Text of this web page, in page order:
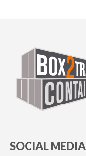
SOCIAL MEDIA